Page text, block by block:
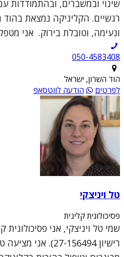
שינוי ובמשברים,
רגשיים. הקליניקה נמצאת
ונעימה, וטובלת בירוק. אני
050-4583408
הוד השרון, ישראל
לפרטים
הודעה לווטסאפ
טל ויניצקי
פסיכולוגית קלינית
שמי טל ויניצקי, אני
רישיון 27-156494).